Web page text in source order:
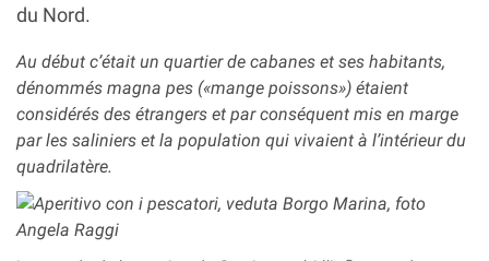
du Nord.
Au début c’était un quartier de cabanes et ses habitants,
dénommés magna pes («mange poissons») étaient
considérés des étrangers et par conséquent mis en marge
par les saliniers et la population qui vivaient à l’intérieur du
quadrilatère.